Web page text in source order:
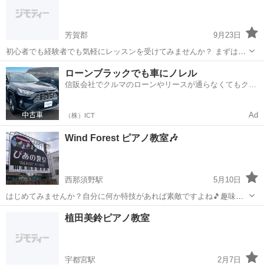
芳賀郡
9月23日
初心者でも経験者でも気軽にレッスンを受けてみませんか？ まずは体
験レッスンから可能です!! 小さいお子さんから大人まで募集しており
ます(*^^*) 今ならまだ空きが沢山ありますのでお時間の相談可能です✨
...
栃木 芳賀郡 ピアノ アップライトピアノ
ローンブラックでも車にノレル
信販会社でクルマのローンやリースが通らなくてもクル
（株）ICT Ad
Wind Forest ピアノ教室🎶
西那須野駅
5月10日
はじめてみませんか？自分に何か特技があれば素敵ですよね🎵趣味で
ピアノとか弾けたらカッコいいと思いませんか？何歳からでもチャレ
ンジできますよ！クラシックからポピュラーソングまで対応可能で
那須塩原市 西那須野駅 ピアノ
植田美鈴ピアノ教室
宇都宮駅 2月7日